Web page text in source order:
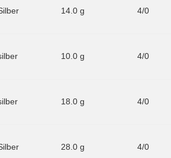
14.0 g 4/0
10.0 g 4/0
18.0 g 4/0
28.0 g 4/0